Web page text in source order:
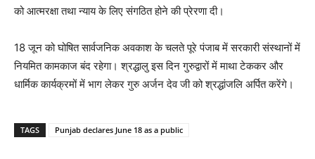
को आत्मरक्षा तथा न्याय के लिए संगठित होने की प्रेरणा दी।
18 जून को घोषित सार्वजनिक अवकाश के चलते पूरे पंजाब में सरकारी संस्थानों में
नियमित कामकाज बंद रहेगा। श्रद्धालु इस दिन गुरुद्वारों में माथा टेककर और
धार्मिक कार्यक्रमों में भाग लेकर गुरु अर्जन देव जी को श्रद्धांजलि अर्पित करेंगे।
TAGS Punjab declares June 18 as a public